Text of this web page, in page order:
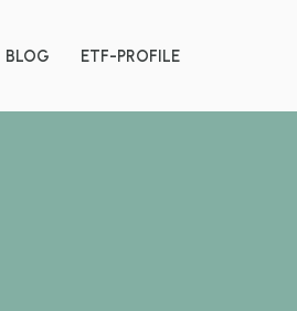
BLOG ETF-PROFILE